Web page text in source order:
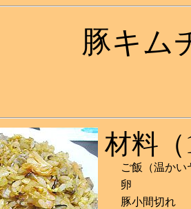
豚キム
材料
ご飯（温かい
卵
豚小間切れ